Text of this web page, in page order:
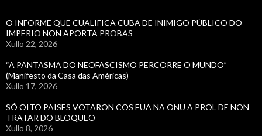
O INFORME QUE CUALIFICA CUBA DE INIMIGO PÚBLICO DO
IMPERIO NON APORTA PROBAS
Xullo 22, 2026
“A PANTASMA DO NEOFASCISMO PERCORRE O MUNDO”
(Manifesto da Casa das Américas)
Xullo 17, 2026
SÓ OITO PAISES VOTARON COS EUA NA ONU A PROL DE NON
TRATAR DO BLOQUEO
Xullo 8, 2026